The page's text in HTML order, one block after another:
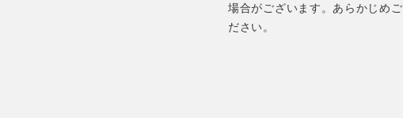
場合がございます。あらかじめご
ださい。